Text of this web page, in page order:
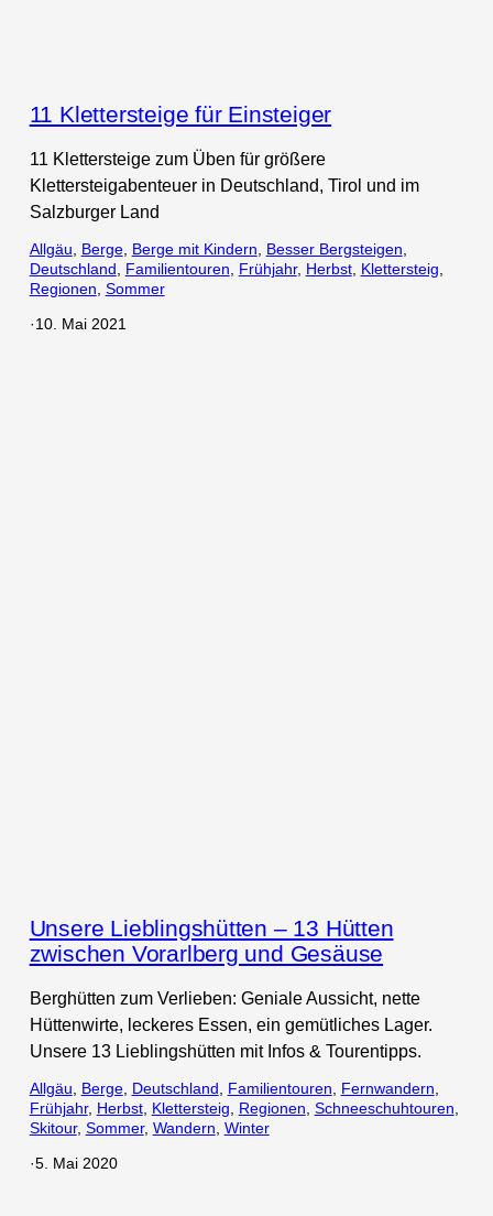
11 Klettersteige für Einsteiger
11 Klettersteige zum Üben für größere
Klettersteigabenteuer in Deutschland, Tirol und im
Salzburger Land
Allgäu Berge, Berge mit Kindern Besser Bergsteigen
Deutschland
Familientouren Frühjahr, Herbst, Klettersteig
Regionen Sommer
·10. Mai 2021
Unsere Lieblingshütten – 13 Hütten
zwischen Vorarlberg und Gesäuse
Berghütten zum Verlieben: Geniale Aussicht, nette
Hüttenwirte, leckeres Essen, ein gemütliches Lager.
Unsere 13 Lieblingshütten mit Infos & Tourentipps.
Allgäu Berge, Deutschland Familientouren Fernwandern
Frühjahr, Herbst, Klettersteig Regionen Schneeschuhtouren
Skitour, Sommer, Wandern Winter
·5. Mai 2020